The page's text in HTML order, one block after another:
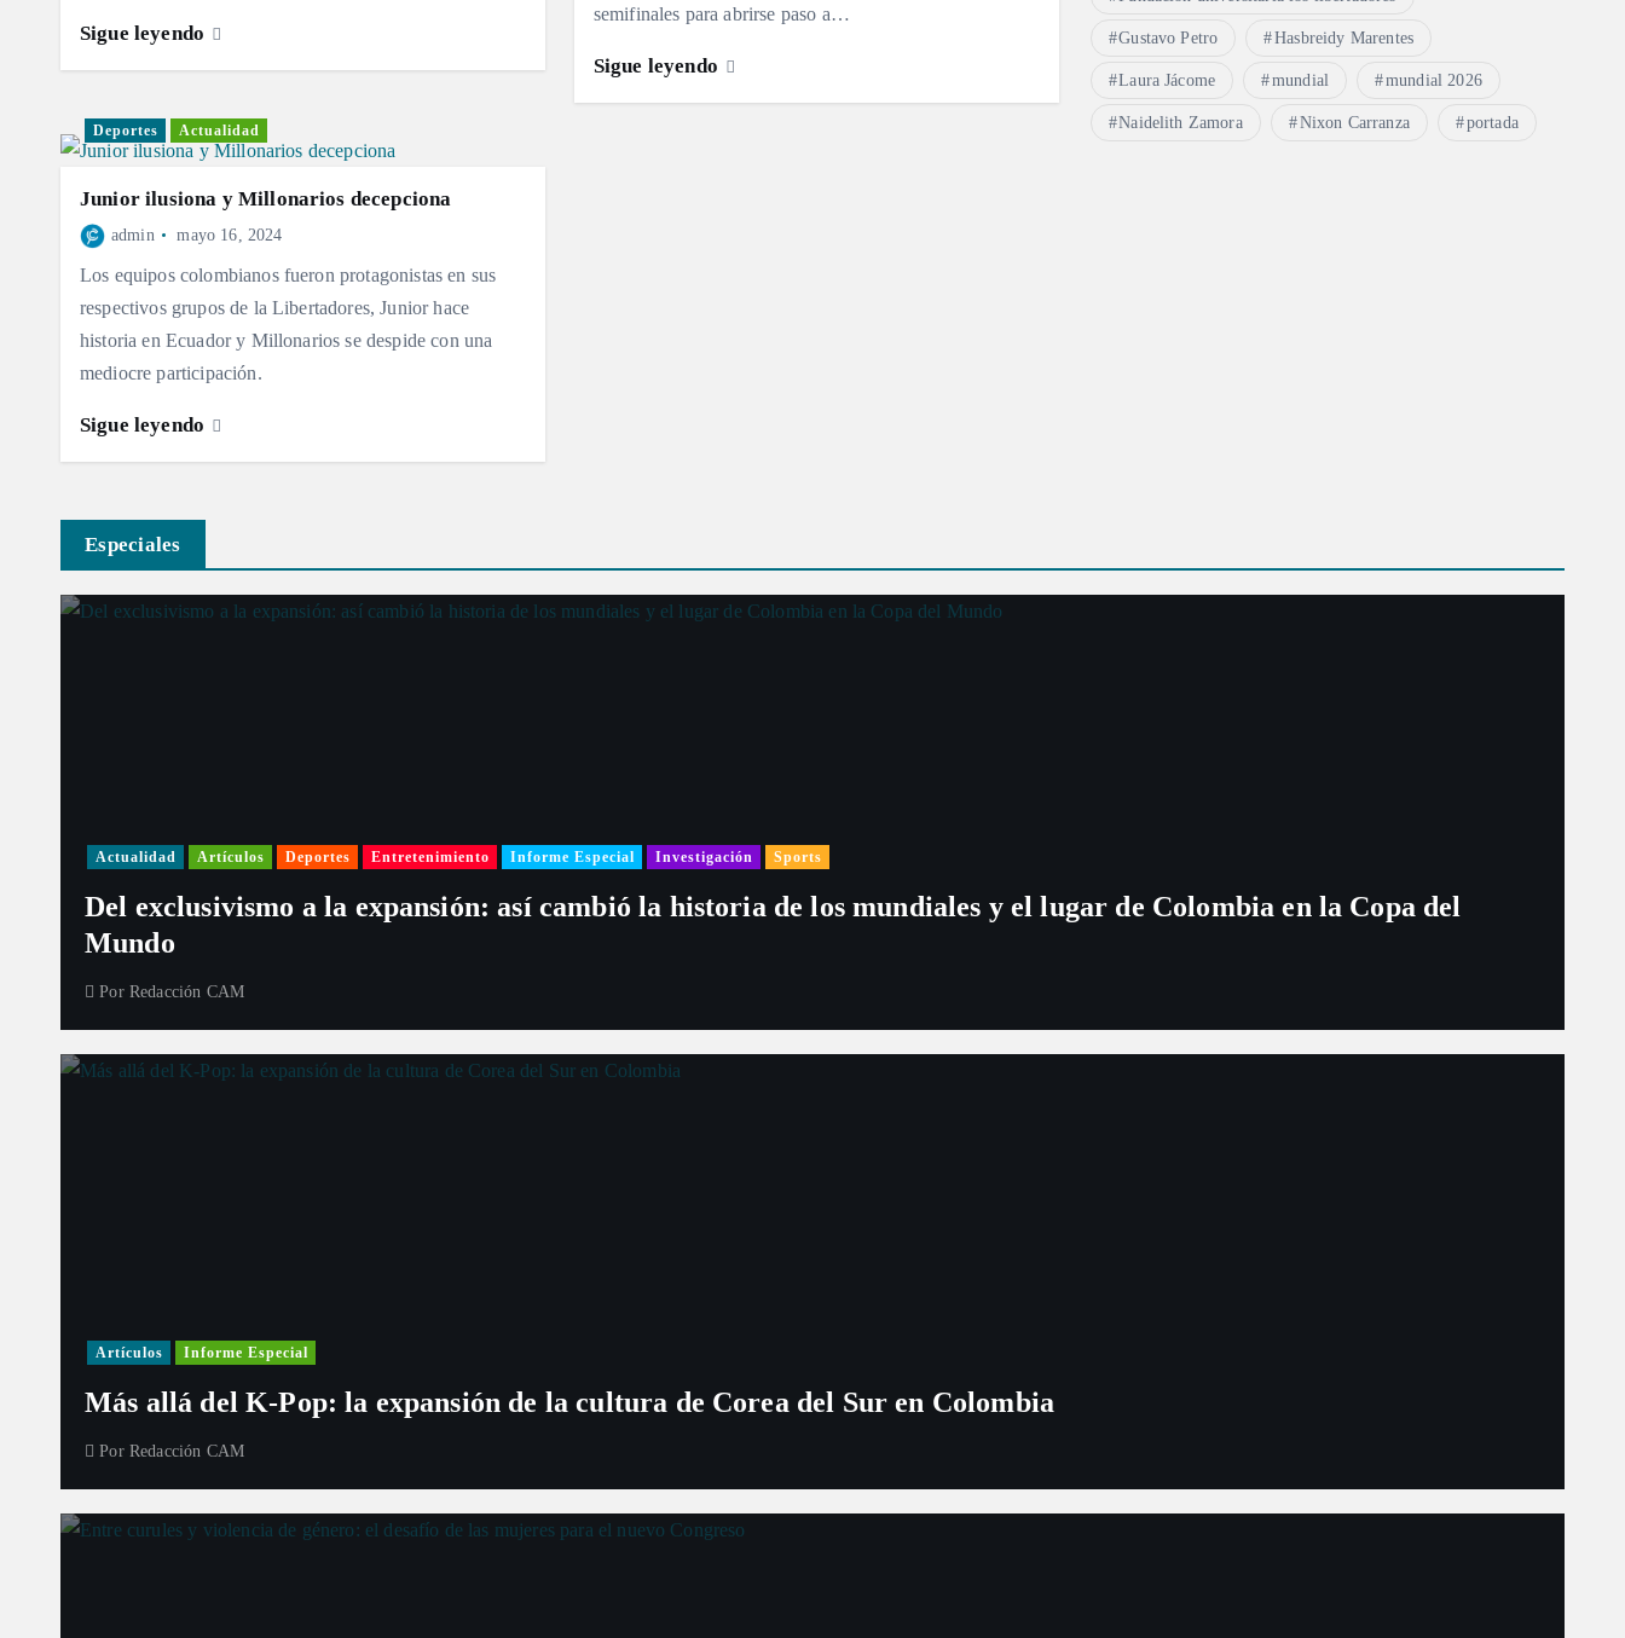
Sigue leyendo
semifinales para abrirse paso a…
Sigue leyendo
Deportes Actualidad
Junior ilusiona y Millonarios decepciona
admin mayo 16, 2024
Los equipos colombianos fueron protagonistas en sus
respectivos grupos de la Libertadores, Junior hace
historia en Ecuador y Millonarios se despide con una
mediocre participación.
Sigue leyendo
Gustavo Petro Hasbreidy Marentes
Laura Jácome mundial mundial 2026
Naidelith Zamora Nixon Carranza portada
Especiales
Actualidad Artículos Deportes Entretenimiento Informe Especial Investigación Sports
Del exclusivismo a la expansión: así cambió la historia de los mundiales y el lugar de Colombia en la Copa del
Mundo
Por Redacción CAM
Artículos Informe Especial
Más allá del K-Pop: la expansión de la cultura de Corea del Sur en Colombia
Por Redacción CAM